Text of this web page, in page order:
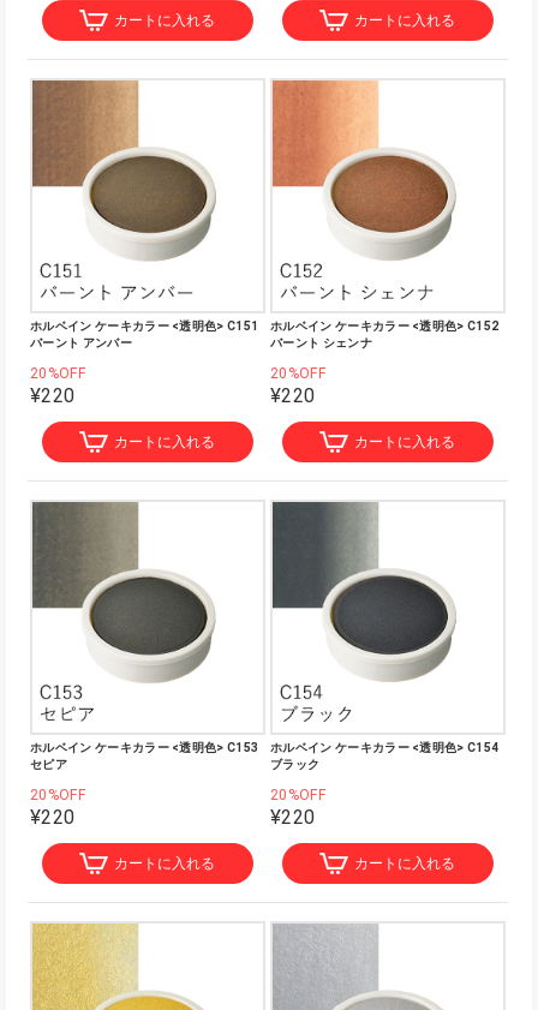
カートに入れる カートに入れる
ホルベイン ケーキカラー <透明色> C151
バーント アンバー
20%OFF
¥220
カートに入れる
ホルベイン ケーキカラー <透明色> C152
バーント シェンナ
20%OFF
¥220
カートに入れる
ホルベイン ケーキカラー <透明色> C153
セピア
20%OFF
¥220
カートに入れる
ホルベイン ケーキカラー <透明色> C154
ブラック
20%OFF
¥220
カートに入れる